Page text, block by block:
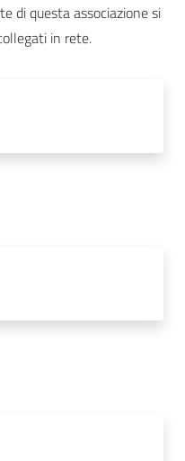
di questa associazione si
in rete.